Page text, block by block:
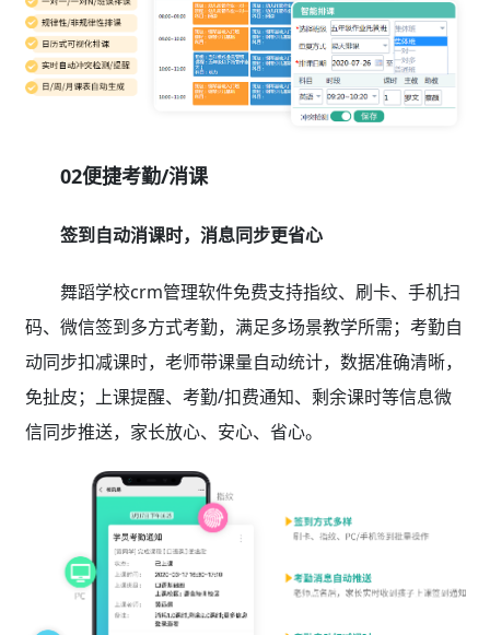
02便捷考勤/消课
签到自动消课时，消息同步更省心
舞蹈学校crm管理软件免费支持指纹、刷卡、手机扫
码、微信签到多方式考勤，满足多场景教学所需；考勤自
动同步扣减课时，老师带课量自动统计，数据准确清晰，
免扯皮；上课提醒、考勤/扣费通知、剩余课时等信息微
信同步推送，家长放心、安心、省心。